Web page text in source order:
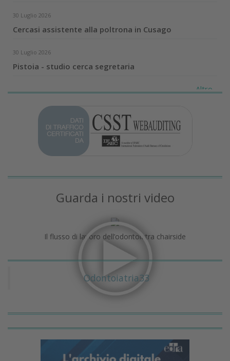
30 Luglio 2026
Cercasi assistente alla poltrona in Cusago
30 Luglio 2026
Pistoia - studio cerca segretaria
Altro...
Guarda i nostri video
Il flusso di lavoro dell’odontoiatra chairside
Odontoiatria33